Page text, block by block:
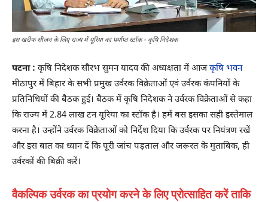
इस खरीफ सीजन के लिए राज्य में यूरिया का पर्याप्त स्टॉक - कृषि निदेशक
पटना : कृषि निदेशक सौरभ सुमन यादव की अध्यक्षता में आजकृषि भवन
मीठापुर में बिहार के सभी प्रमुख उर्वरक विक्रेताओं एवं उर्वरक कंपनियों के
प्रतिनिधियों की बैठक हुई। बैठक में कृषि निदेशक ने उर्वरक विक्रेताओं से कहा
कि राज्य में 2.84 लाख टन यूरिया का स्टॉक है। हमें बस इसका सही इस्तेमाल
करना है। उन्होंने उर्वरक विक्रेताओं को निर्देश दिया कि उर्वरक पर नियंत्रण रखें
और इस बात का ध्यान दें कि पूरी जांच पड़ताल और जरूरत के मुताबिक, ही
उर्वरकों की बिक्री करें।
वैकल्पिक उर्वरक का प्रयोग करने के लिए प्रोत्साहित करें ताकि